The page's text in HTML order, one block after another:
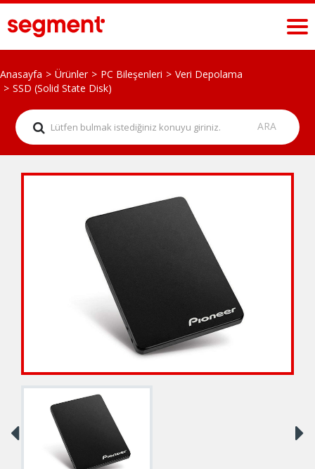
Anasayfa Ürünler PC Bileşenleri
Veri Depolama
SSD (Solid State Disk)